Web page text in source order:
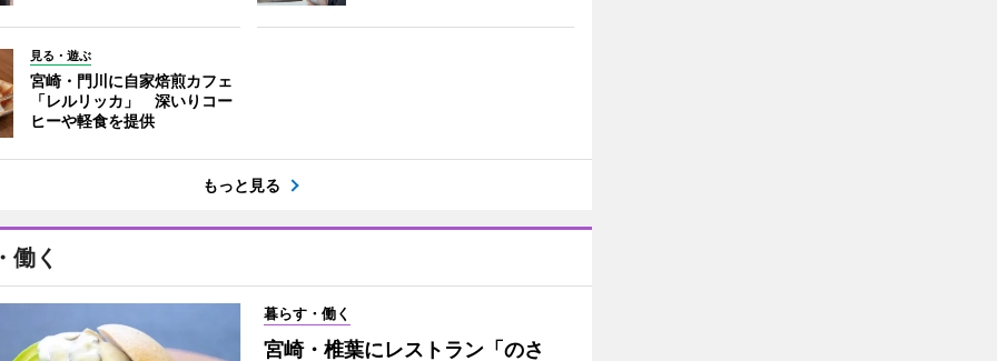
見る・遊ぶ
宮崎・門川に自家焙煎カフェ
「レルリッカ」 深いりコー
ヒーや軽食を提供
もっと見る
働く
暮らす・働く
宮崎・椎葉にレストラン「のさ